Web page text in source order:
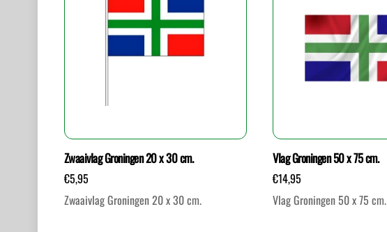
Zwaaivlag Groningen 20 x 30 cm.
€5,95
Zwaaivlag Groningen 20 x 30 cm.
Vlag Groningen 50 x 75 cm.
€14,95
Vlag Groningen 50 x 75 cm.